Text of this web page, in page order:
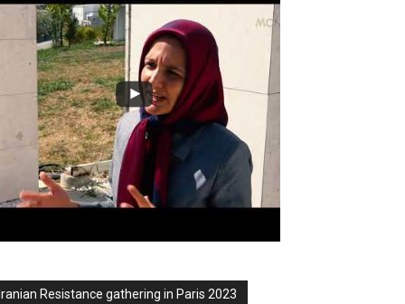
Resistance gathering in Paris 2023